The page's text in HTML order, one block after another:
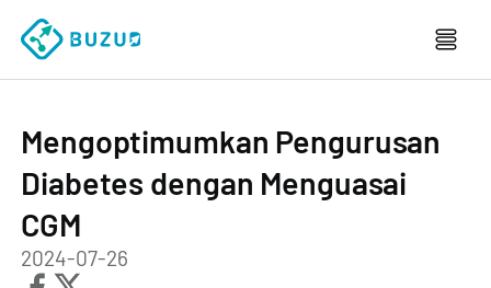
Mengoptimumkan Pengurusan
Diabetes dengan Menguasai
CGM
2024-07-26